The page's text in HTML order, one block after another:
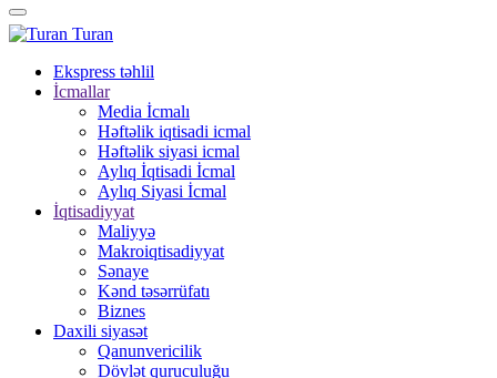
Turan
Ekspress təhlil
İcmallar
Media İcmalı
Həftəlik iqtisadi icmal
Həftəlik siyasi icmal
Aylıq İqtisadi İcmal
Aylıq Siyasi İcmal
İqtisadiyyat
Maliyyə
Makroiqtisadiyyat
Sənaye
Kənd təsərrüfatı
Biznes
Daxili siyasət
Qanunvericilik
Dövlət quruculuğu